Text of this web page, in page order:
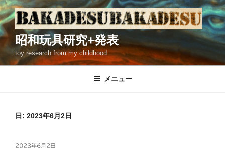
コ
ン
テ
ン
ツ
へ
昭和玩具研究+発表
toy research from my childhood
メニュー
日: 2023年6月2日
投
2023年6月2日